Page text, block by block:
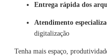
Entrega rápida dos
Atendimento
digitalização
Tenha mais espaço,